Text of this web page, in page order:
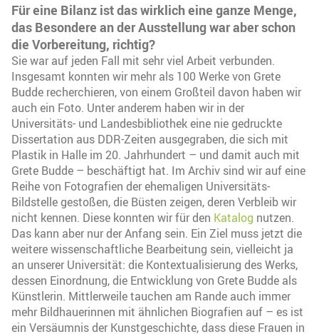
Für eine Bilanz ist das wirklich eine ganze Menge,
das Besondere an der Ausstellung war aber schon
die Vorbereitung, richtig?
Sie war auf jeden Fall mit sehr viel Arbeit verbunden.
Insgesamt konnten wir mehr als 100 Werke von Grete
Budde recherchieren, von einem Großteil davon haben wir
auch ein Foto. Unter anderem haben wir in der
Universitäts- und Landesbibliothek eine nie gedruckte
Dissertation aus DDR-Zeiten ausgegraben, die sich mit
Plastik in Halle im 20. Jahrhundert – und damit auch mit
Grete Budde – beschäftigt hat. Im Archiv sind wir auf eine
Reihe von Fotografien der ehemaligen Universitäts-
Bildstelle gestoßen, die Büsten zeigen, deren Verbleib wir
nicht kennen. Diese konnten wir für den Katalog nutzen.
Das kann aber nur der Anfang sein. Ein Ziel muss jetzt die
weitere wissenschaftliche Bearbeitung sein, vielleicht ja
an unserer Universität: die Kontextualisierung des Werks,
dessen Einordnung, die Entwicklung von Grete Budde als
Künstlerin. Mittlerweile tauchen am Rande auch immer
mehr Bildhauerinnen mit ähnlichen Biografien auf – es ist
ein Versäumnis der Kunstgeschichte, dass diese Frauen in